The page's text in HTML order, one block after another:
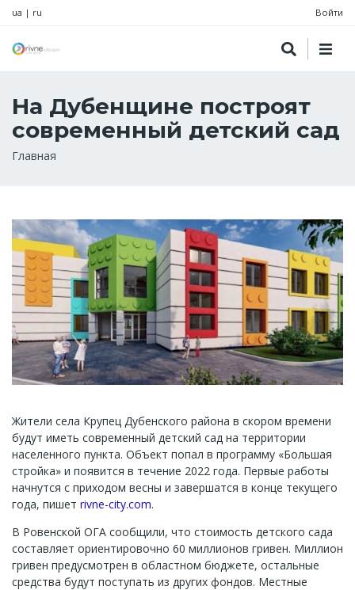
ua | ru Войти
На Дубенщине построят
современный детский сад
Строка
Главная
Жители села Крупец Дубенского района в скором времени
будут иметь современный детский сад на территории
населенного пункта. Объект попал в программу «Большая
стройка» и появится в течение 2022 года. Первые работы
начнутся с приходом весны и завершатся в конце текущего
года, пишет rivne-city.com.
В Ровенской ОГА сообщили, что стоимость детского сада
составляет ориентировочно 60 миллионов гривен. Миллион
гривен предусмотрен в областном бюджете, остальные
средства будут поступать из других фондов. Местные